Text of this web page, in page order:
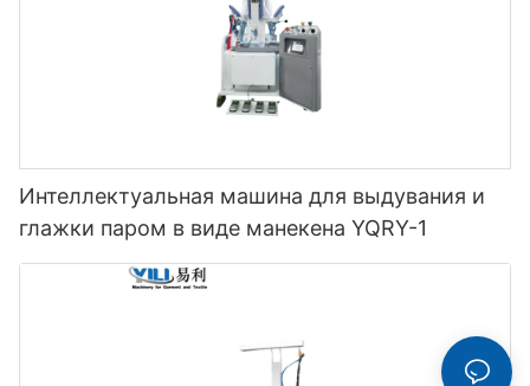
Интеллектуальная машина для выдувания и
глажки паром в виде манекена YQRY-1